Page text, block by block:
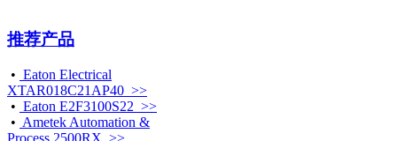
推荐产品
• Eaton Electrical
XTAR018C21AP40 >>
• Eaton E2F3100S22 >>
• Ametek Automation &